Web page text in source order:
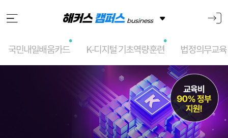
국민내일배움카드 K-디지털 기초역량훈련 법정의무교육